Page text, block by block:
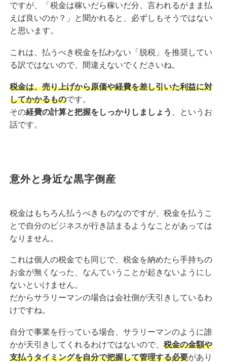
ですが、「税金は稼いだら稼いだ分、言われるがまま払
えば良いのか？」と聞かれると、必ずしもそうではない
と思います。
これは、払うべき税金を払わない「脱税」を推奨してい
る訳ではないので、間違えないでくださいね。
税金は、売り上げから原価や経費を差し引いた利益に対
してかかるものです。
その経費の計算と把握をしっかりしましょう
、というお
話です。
意外と身近な黒字倒産
税金はもちろん払うべきものなのですが、税金を払うこ
とで自分のビジネスが行き詰まるようなことがあっては
なりません。
これは個人の税金でも同じで、税金を納めたら手持ちの
お金が無くなった、なんていうことが起きないようにし
ないといけません。
だからサラリーマンの場合は会社側が天引きしているわ
けですね。
自分で事業を行っている場合、サラリーマンのように誰
かが天引きしてくれるわけではないので、 税金の金額や
支払うタイミングを自分で把握して管理する必要があり